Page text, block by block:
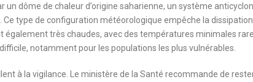
un dôme de chaleur d’origine saharienne, un système
Ce type de configuration météorologique empêche la
très chaudes, avec des températures minimales
notamment pour les populations les plus vulnérables.
à la vigilance. Le ministère de la Santé recommande de